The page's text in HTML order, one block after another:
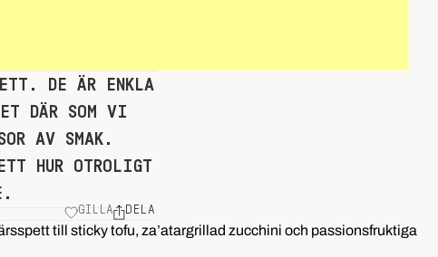
DE ÄR ENKLA
DÄR SOM VI
AV SMAK.
HUR OTROLIGT
GILLA DELA
till sticky tofu, za’atargrillad zucchini och passionsfruktiga